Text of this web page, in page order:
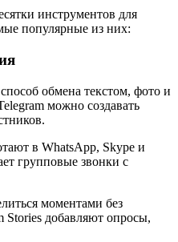
инструментов для
популярные из них:
обмена текстом, фото и
можно создавать
в WhatsApp, Skype и
групповые звонки с
моментами без
Stories добавляют опросы,